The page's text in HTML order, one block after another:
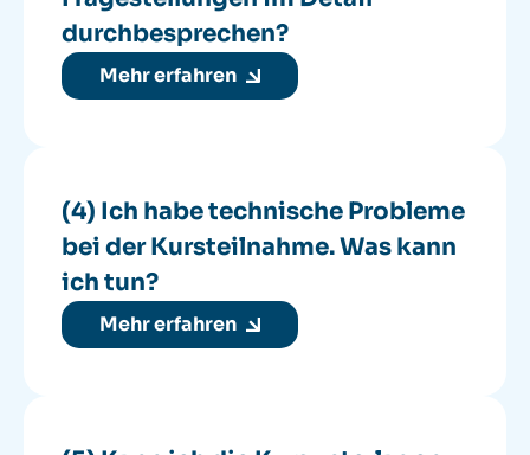
durchbesprechen?
Mehr erfahren
(4) Ich habe technische Probleme
bei der Kursteilnahme. Was kann
ich tun?
Mehr erfahren